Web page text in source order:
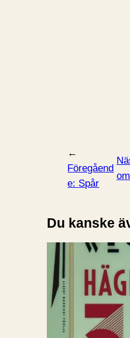
←
Föregåend
e: Spår
Du kanske